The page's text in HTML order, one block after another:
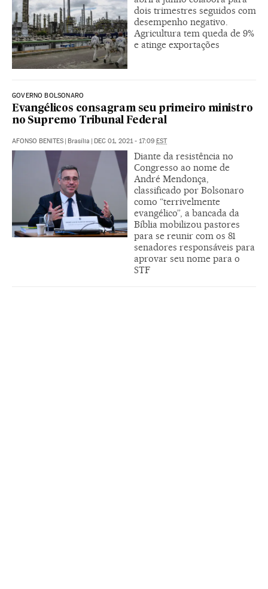
dois trimestres seguidos com
desempenho negativo.
Agricultura tem queda de 9%
e atinge exportações
GOVERNO BOLSONARO
Evangélicos consagram seu primeiro ministro
no Supremo Tribunal Federal
AFONSO BENITES Brasília DEC 01, 2021 - 17:09 EST
Diante da resistência no
Congresso ao nome de
André Mendonça,
classificado por Bolsonaro
como “terrivelmente
evangélico”, a bancada da
Bíblia mobilizou pastores
para se reunir com os 81
senadores responsáveis para
aprovar seu nome para o
STF